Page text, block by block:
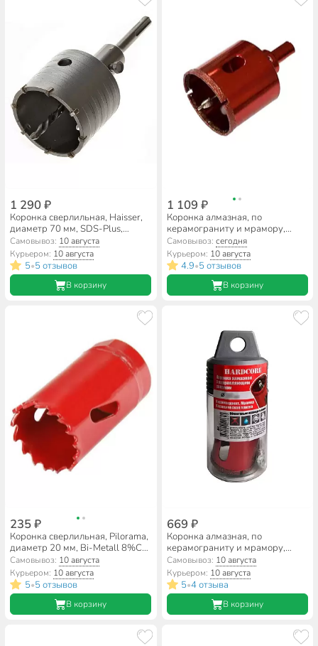
1 290 ₽
Коронка сверлильная, Haisser,
диаметр 70 мм, SDS-Plus,
HS104056
Самовывоз: 10 августа
Курьером: 10 августа
5•5 отзывов
В корзину
1 109 ₽
Коронка алмазная, по
керамограниту и мрамору,
Hardcore, диаметр 68 мм,
цилиндрический хвостовик, с
направляющим сверлом,
154068
Самовывоз: сегодня
Курьером: 10 августа
4.9•5 отзывов
В корзину
235 ₽
Коронка сверлильная, Pilorama,
диаметр 20 мм, Bi-Metall 8%Co,
570020
Самовывоз: 10 августа
Курьером: 10 августа
5•5 отзывов
В корзину
669 ₽
Коронка алмазная, по
керамограниту и мрамору,
Hardcore, диаметр 35 мм,
цилиндрический хвостовик, с
направляющим сверлом,
154035
Самовывоз: 10 августа
Курьером: 10 августа
5•4 отзыва
В корзину